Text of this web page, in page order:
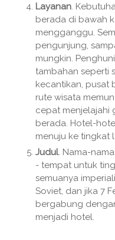
Layanan.
berada di bawah
mengganggu.
pengunjung,
mungkin.
tambahan seperti
kecantikan, pusat
rute wisata
cepat menjelajahi
berada. Hotel-
menuju ke tingkat
Judul. Nama-
- tempat untuk
semuanya
Soviet, dan jika 7
bergabung
menjadi hotel.